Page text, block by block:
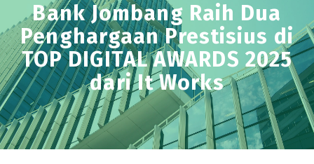
Bank Jombang Raih Dua
Penghargaan Prestisius di
TOP DIGITAL AWARDS 2025
dari It Works